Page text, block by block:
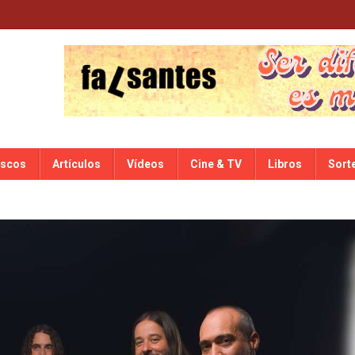
Artículos Vídeos Cine & TV Libros